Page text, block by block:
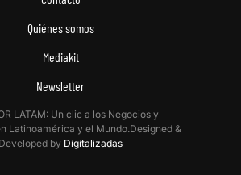
Quiénes somos
Mediakit
Newsletter
LATAM: Un clic a los Negocios y
Latinoamérica y el Mundo.Designed &
Developed by Digitalizadas